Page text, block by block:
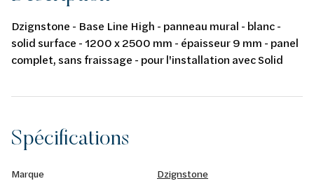
Dzignstone - Base Line High - panneau mural - blanc -
solid surface - 1200 x 2500 mm - épaisseur 9 mm - panel
complet, sans fraissage - pour l'installation avec Solid
Spécifications
Marque
Dzignstone